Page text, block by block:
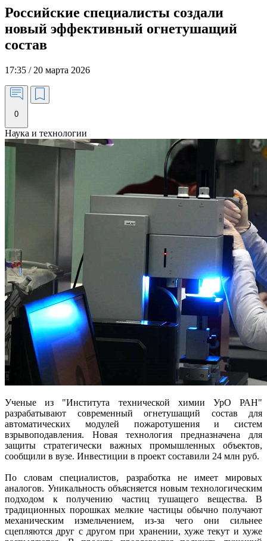
Российские специалисты создали
новый эффективный огнетушащий
состав
17:35 / 20 марта 2026
0
Ученые из "Института технической химии УрО РАН"
разрабатывают современный огнетушащий состав для
автоматических модулей пожаротушения и систем
взрывоподавления. Новая технология предназначена для
защиты стратегически важных промышленных объектов,
сообщили в вузе. Инвестиции в проект составили 24 млн руб.
По словам специалистов, разработка не имеет мировых
аналогов. Уникальность объясняется новым технологическим
подходом к получению частиц тушащего вещества. В
традиционных порошках мелкие частицы обычно получают
механическим измельчением, из-за чего они сильнее
сцепляются друг с другом при хранении, хуже текут и хуже